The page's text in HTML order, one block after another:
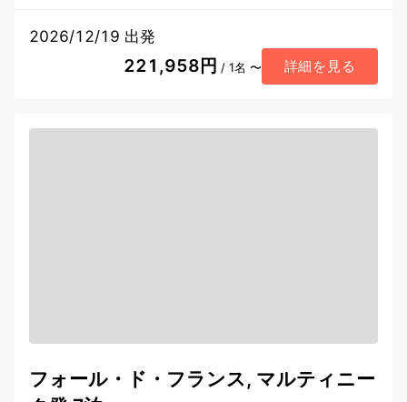
2026/12/19 出発
221,958円 / 1名 〜 詳細を見る
フォール・ド・フランス, マルティニー